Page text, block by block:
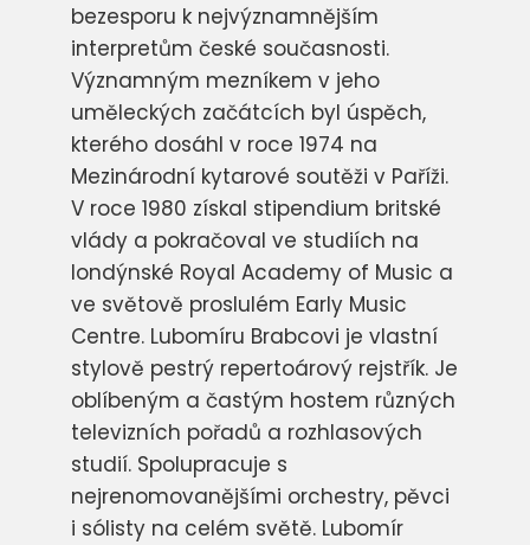
bezesporu k nejvýznamnějším
interpretům české současnosti.
Významným mezníkem v jeho
uměleckých začátcích byl úspěch,
kterého dosáhl v roce 1974 na
Mezinárodní kytarové soutěži v Paříži.
V roce 1980 získal stipendium britské
vlády a pokračoval ve studiích na
londýnské Royal Academy of Music a
ve světově proslulém Early Music
Centre. Lubomíru Brabcovi je vlastní
stylově pestrý repertoárový rejstřík. Je
oblíbeným a častým hostem různých
televizních pořadů a rozhlasových
studií. Spolupracuje s
nejrenomovanějšími orchestry, pěvci
i sólisty na celém světě. Lubomír